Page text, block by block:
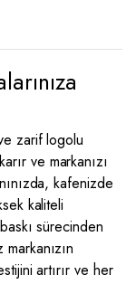
zarif logolu
ve markanızı
kafenizde
kaliteli
sürecinden
artırır ve her